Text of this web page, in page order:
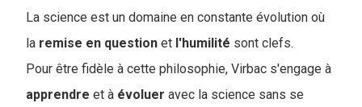
La science est un domaine en constante évolution où
la remise en question et l'humilité sont clefs.
Pour être fidèle à cette philosophie, Virbac s'engage à
apprendre et à évoluer avec la science sans se